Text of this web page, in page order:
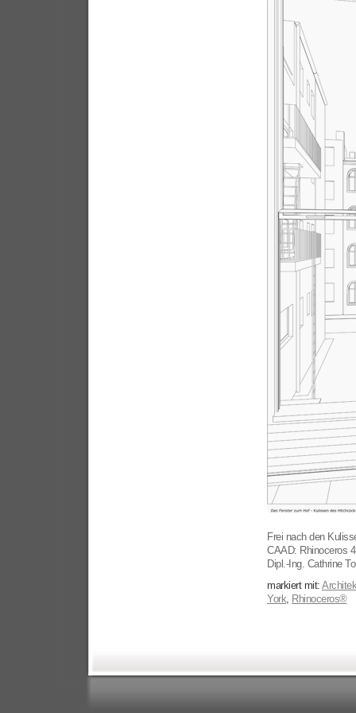
Frei nach den
CAAD: Rhinoceros
Dipl.-Ing. Cathrine
markiert mit:
York, Rhinoceros®